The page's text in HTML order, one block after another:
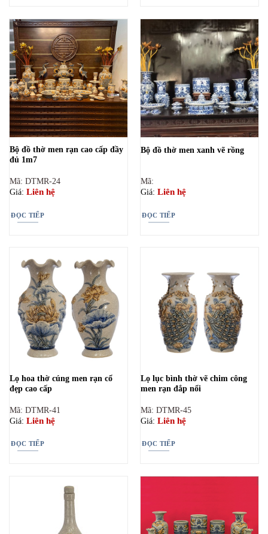
Bộ đồ thờ men rạn cao cấp đầy
đủ 1m7
Mã: DTMR-24
Giá: Liên hệ
ĐỌC TIẾP
Bộ đồ thờ men xanh vẽ rồng
Mã:
Giá: Liên hệ
ĐỌC TIẾP
Lọ hoa thờ cúng men rạn cổ
đẹp cao cấp
Mã: DTMR-41
Giá: Liên hệ
ĐỌC TIẾP
Lọ lục bình thờ vẽ chim công
men rạn đắp nổi
Mã: DTMR-45
Giá: Liên hệ
ĐỌC TIẾP